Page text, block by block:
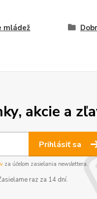
mládež
akcie a
Prihlásiť sa
za účelom zasielania newslettera.
raz za 14 dní.